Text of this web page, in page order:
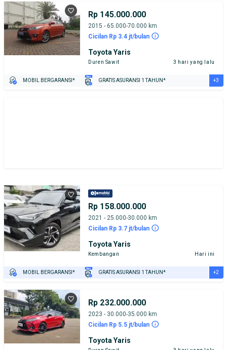
Rp 145.000.000
2015 - 65.000-70.000 km
Cicilan Rp 3.4 jt/bulan
Toyota Yaris
Duren Sawit 3 hari yang lalu
MOBIL BERGARANSI* GRATIS ASURANSI 1 TAHUN* +3
Rp 158.000.000
2021 - 25.000-30.000 km
Cicilan Rp 3.7 jt/bulan
Toyota Yaris
Kembangan Hari ini
MOBIL BERGARANSI* GRATIS ASURANSI 1 TAHUN* +2
Rp 232.000.000
2023 - 30.000-35.000 km
Cicilan Rp 5.5 jt/bulan
Toyota Yaris